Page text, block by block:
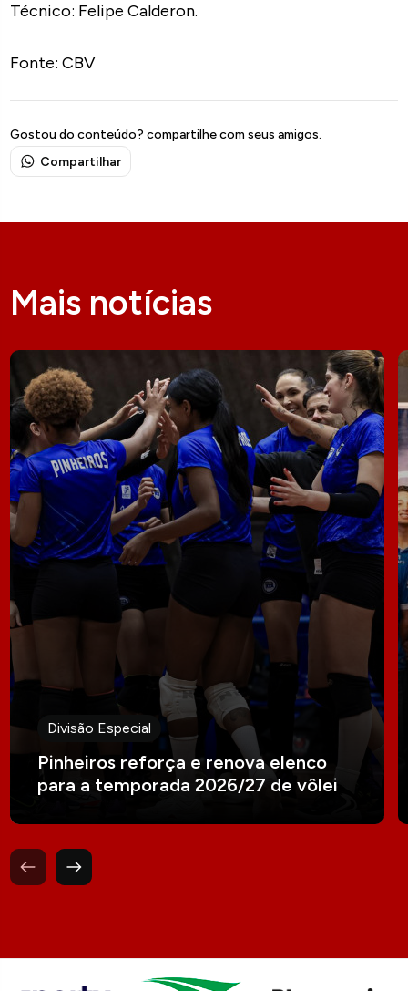
Técnico: Felipe Calderon.
Fonte: CBV
Gostou do conteúdo? compartilhe com seus amigos.
Compartilhar
Mais notícias
Divisão Especial
Pinheiros reforça e renova elenco
para a temporada 2026/27 de vôlei